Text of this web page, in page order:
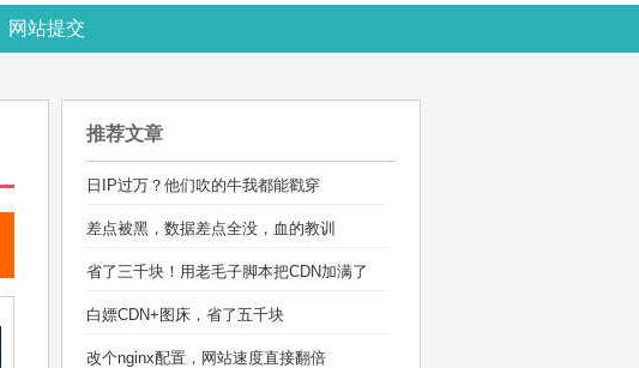
网站提交
推荐文章
日IP过万？他们吹的牛我都能戳穿
差点被黑，数据差点全没，血的教训
省了三千块！用老毛子脚本把CDN加满了
白嫖CDN+图床，省了五千块
改个nginx配置，网站速度直接翻倍